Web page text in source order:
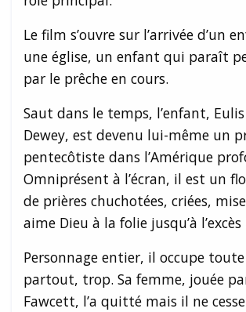
Le film s’ouvre sur l’arrivée d’un
une église, un enfant qui paraît
par le prêche en cours.
Saut dans le temps, l’enfant,
Dewey, est devenu lui-même un
pentecôtiste dans l’Amérique
Omniprésent à l’écran, il est un
de prières chuchotées, criées,
aime Dieu à la folie jusqu’à l’excès
Personnage entier, il occupe
partout, trop. Sa femme, jouée
Fawcett, l’a quitté mais il ne